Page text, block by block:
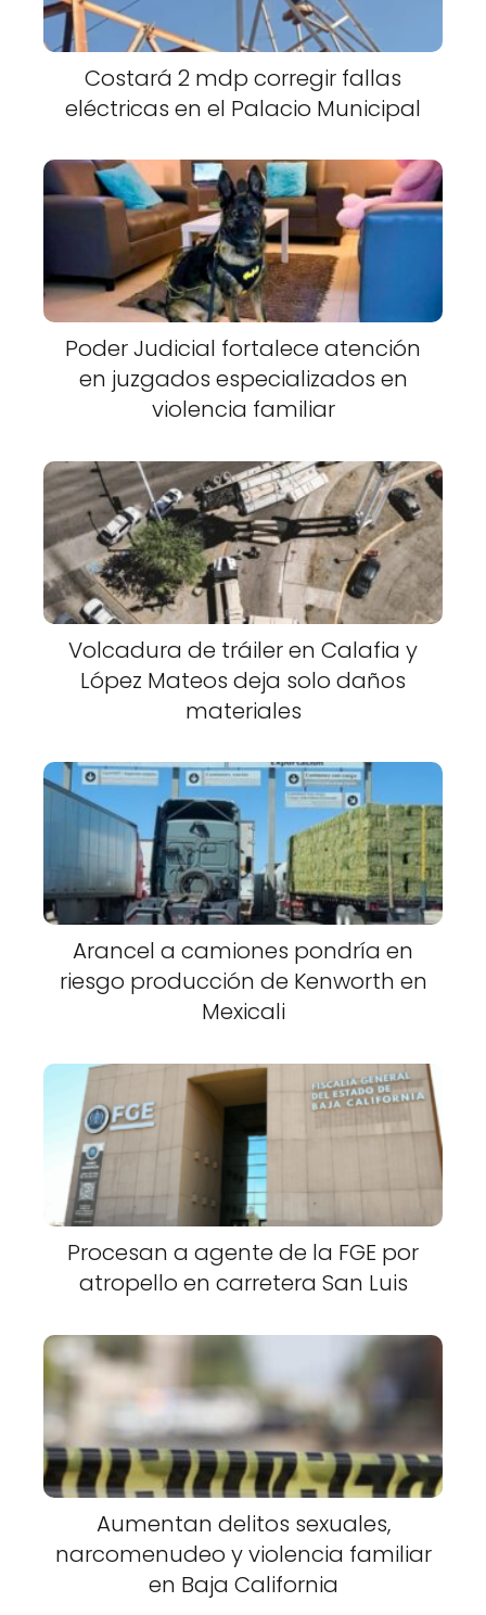
Costará 2 mdp corregir fallas
eléctricas en el Palacio Municipal
Poder Judicial fortalece atención
en juzgados especializados en
violencia familiar
Volcadura de tráiler en Calafia y
López Mateos deja solo daños
materiales
Arancel a camiones pondría en
riesgo producción de Kenworth en
Mexicali
Procesan a agente de la FGE por
atropello en carretera San Luis
Aumentan delitos sexuales,
narcomenudeo y violencia familiar
en Baja California